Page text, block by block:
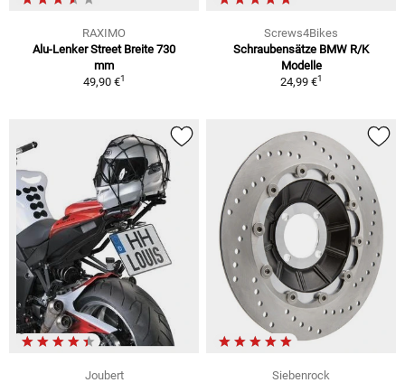
RAXIMO
Alu-Lenker Street Breite 730
mm
49,90 €1
Screws4Bikes
Schraubensätze BMW R/K
Modelle
24,99 €1
Joubert
Siebenrock